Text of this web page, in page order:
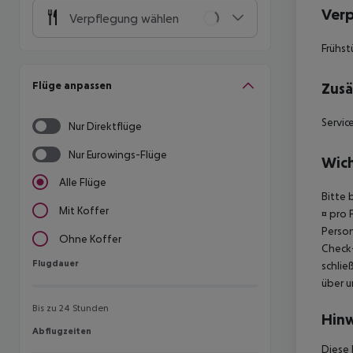
Verpflegung wählen
Flüge anpassen
Nur Direktflüge
Nur Eurowings-Flüge
Alle Flüge
Mit Koffer
Ohne Koffer
Flugdauer
Flugdauer
Bis zu 24 Stunden
Abflugzeiten
Abflugzeiten
Bitte
¤ pro
über
Diese